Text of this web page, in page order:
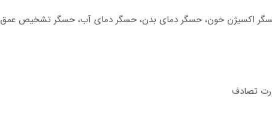
اکسیژن خون، حسگر دمای بدن، حسگر دمای آب، حسگر تشخیص عمق
تصادف